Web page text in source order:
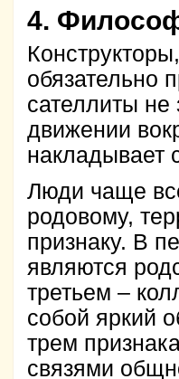
4.
обязательно
сателлиты не
движении
накладывает
Люди чаще
родовому,
признаку. В
являются
третьем –
собой яркий
трем
связями